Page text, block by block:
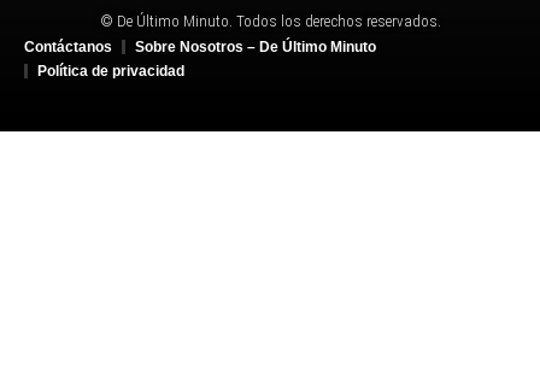
© De Último Minuto. Todos los derechos reservados.
Contáctanos
Sobre Nosotros – De Último Minuto
Política de privacidad